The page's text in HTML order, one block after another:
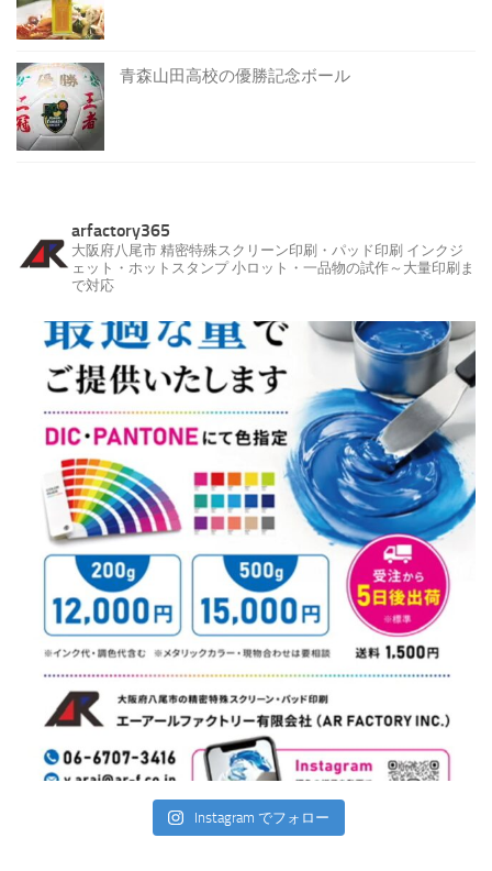
青森山田高校の優勝記念ボール
arfactory365
大阪府八尾市 精密特殊スクリーン印刷・パッド印刷 インクジ
ェット・ホットスタンプ小ロット・一品物の試作～大量印刷ま
で対応
Instagram でフォロー